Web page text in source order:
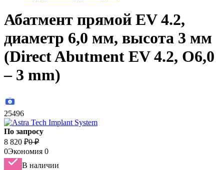
Абатмент прямой EV 4.2,
диаметр 6,0 мм, высота 3 мм
(Direct Abutment EV 4.2, O6,0
– 3 mm)
25496
По запросу
8 820 ₽0 ₽
0Экономия 0
В наличии